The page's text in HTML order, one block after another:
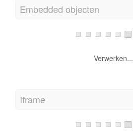
Embedded objecten
Verwerken...
Iframe